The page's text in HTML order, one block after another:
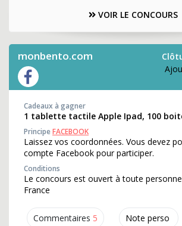
VOIR LE CONCOURS
monbento.com
Commentaires 5 Note perso
Cadeaux à gagner
1 tablette tactile Apple Ipad, 100
PrincipeFACEBOOK
Laissez vos coordonnées. Vous devez
compte Facebook pour participer.
Conditions
Le concours est ouvert à toute
France